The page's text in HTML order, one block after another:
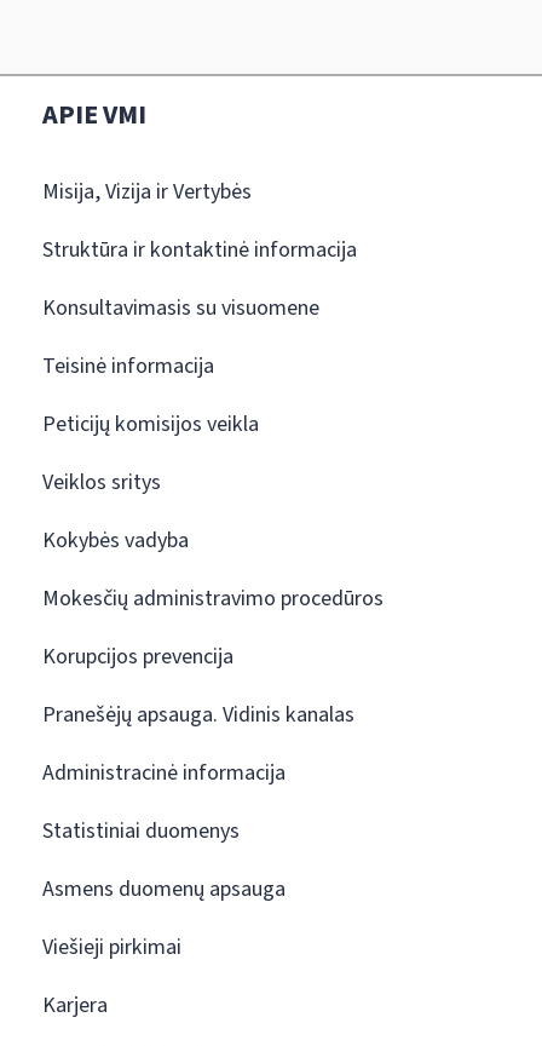
APIE VMI
Misija, Vizija ir Vertybės
Struktūra ir kontaktinė informacija
Konsultavimasis su visuomene
Teisinė informacija
Peticijų komisijos veikla
Veiklos sritys
Kokybės vadyba
Mokesčių administravimo procedūros
Korupcijos prevencija
Pranešėjų apsauga. Vidinis kanalas
Administracinė informacija
Statistiniai duomenys
Asmens duomenų apsauga
Viešieji pirkimai
Karjera